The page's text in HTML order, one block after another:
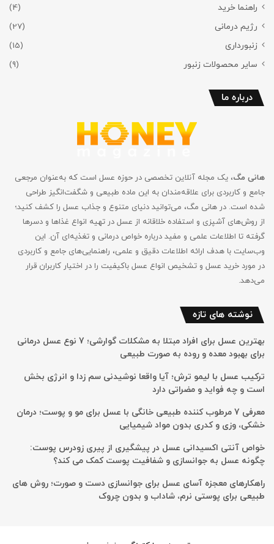
راهنما خرید
(4)
رژیم درمانی
(27)
زنبورداری
(15)
سایر محصولات زنبور
(9)
درباره ما
هانی مگ، یک مجله آنلاین تخصصی در حوزه عسل است که به‌عنوان مرجعی
جامع و کاربردی برای علاقه‌مندان به این ماده طبیعی و شگفت‌انگیز طراحی
شده است. در هانی مگ، می‌توانید دنیای متنوع و جذاب عسل را کشف کنید؛
از روش‌های آشپزی و استفاده خلاقانه از عسل در تهیه انواع غذاها و دسرها
گرفته تا اطلاعات علمی و مفید درباره خواص درمانی و تغذیه‌ای آن. این
وب‌سایت با هدف ارائه اطلاعات دقیق و علمی، راهنمایی‌های جامع‌ و کاربردی
در مورد خرید عسل و تشخیص انواع عسل باکیفیت را در اختیار کاربران قرار
می‌دهد.
نوشته های تازه
بهترین عسل برای افراد مبتلا به مشکلات گوارشی؛ 7 نوع عسل درمانی
برای بهبود معده و روده به صورت طبیعی
ترکیب عسل با لیمو ترش؛ آیا واقعا نوشیدنی سم زدا و انرژی بخش
است و چه فواید و مضراتی دارد
معرفی 7 مرطوب کننده طبیعی خانگی با عسل برای مو و پوست؛ درمان
خشکی، وزی و کدری بدون مواد شیمیایی
خواص آنتی اکسیدانی عسل در پیشگیری از پیری زودرس پوست:
چگونه عسل به جوانسازی و شفافیت پوست کمک می کند؟
راهکارهای معجزه آسای عسل برای جوانسازی دست و صورت؛ روش های
طبیعی برای پوستی نرم، شاداب و بدون چروک